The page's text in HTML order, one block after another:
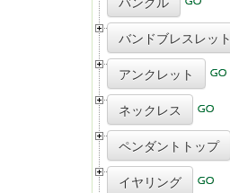
バンドブレスレット
アンクレット
ネックレス
ペンダントトップ
イヤリング